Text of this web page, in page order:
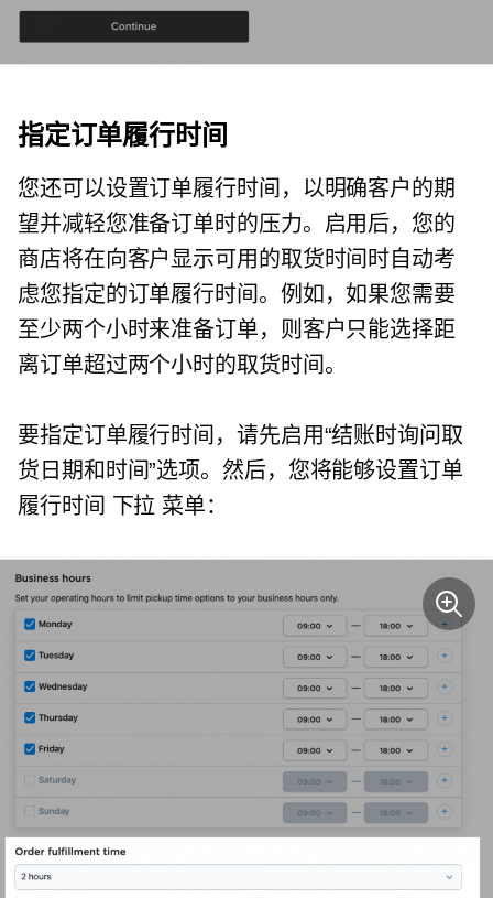
指定订单履行时间
您还可以设置订单履行时间，以明确客户的期
望并减轻您准备订单时的压力。启用后，您的
商店将在向客户显示可用的取货时间时自动考
虑您指定的订单履行时间。例如，如果您需要
至少两个小时来准备订单，则客户只能选择距
离订单超过两个小时的取货时间。
要指定订单履行时间，请先启用“结账时询问取
货日期和时间”选项。然后，您将能够设置订单
履行时间 下拉 菜单：